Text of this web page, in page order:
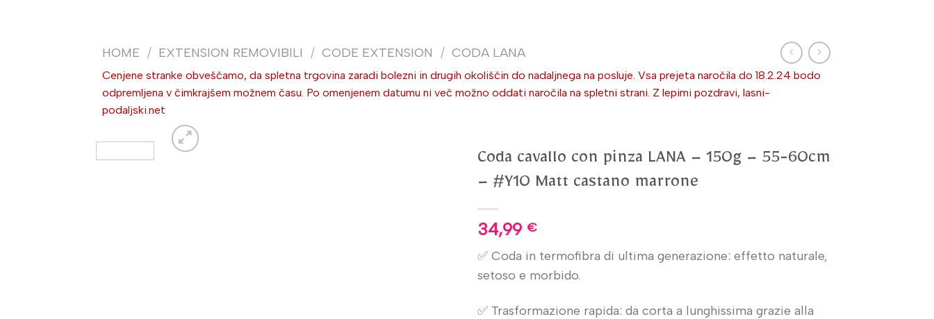
HOME / EXTENSION REMOVIBILI / CODE EXTENSION / CODA LANA
Cenjene stranke obveščamo, da spletna trgovina zaradi bolezni in drugih okoliščin do nadaljnega na posluje. Vsa prejeta naročila do 18.2.24 bodo
odpremljena v čimkrajšem možnem času. Po omenjenem datumu ni več možno oddati naročila na spletni strani. Z lepimi pozdravi, lasni-
podaljski.net
Coda cavallo con pinza LANA – 150g – 55-60cm
– #Y10 Matt castano marrone
34,99 €
✅ Coda in termofibra di ultima generazione: effetto naturale,
setoso e morbido.
✅ Trasformazione rapida: da corta a lunghissima grazie alla